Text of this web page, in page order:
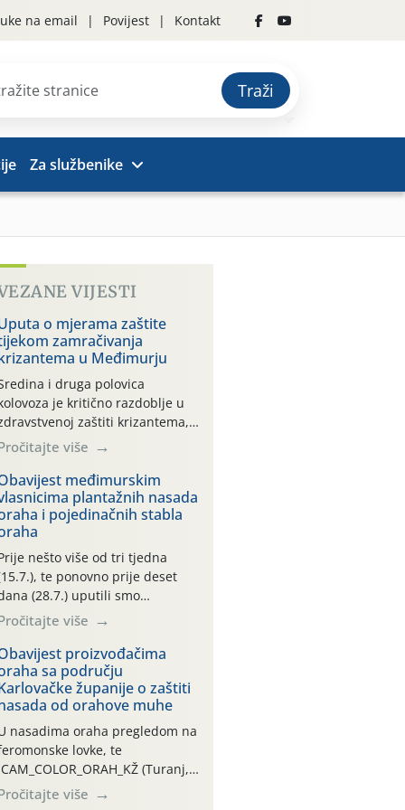
na email Povijest Kontakt
Traži
Za službenike
VIJESTI
o mjerama zaštite
zamračivanja
u Međimurju
i druga polovica
je kritično razdoblje u
zaštiti krizantema,
prije zamračivanja u proteklom
smo mjesecu tri puta upućivali
o preventivnim
zaštite krizantema od
uzročnika bolesti,
i fito-fagnih grinja (23.7.,
06.7.)! Na početku ovog
je zabilježeno je
i ekstremno vruće
razdoblje, uz
temperature […]
više
međimurskim
plantažnih nasada
i pojedinačnih stabla
nešto više od tri tjedna
te ponovno prije deset
(28.7.) uputili smo
vlasnicima plantažnih
nasada oraha i pojedinačnih
o početku leta i
potrebi usmjerenog
orahove muhe
completa)! Već
dana traje drugi
“toplinski udar”, koji
naročito izražen zadnja šest
(31.7.-05.8.), jer najviše
zraka svakodnevno
više
proizvođačima
sa području
županije o zaštiti
od orahove muhe
nasadima oraha pregledom na
lovke, te
CAM_COLOR_ORAH_KŽ (Turanj,
zabilježena je mala
više